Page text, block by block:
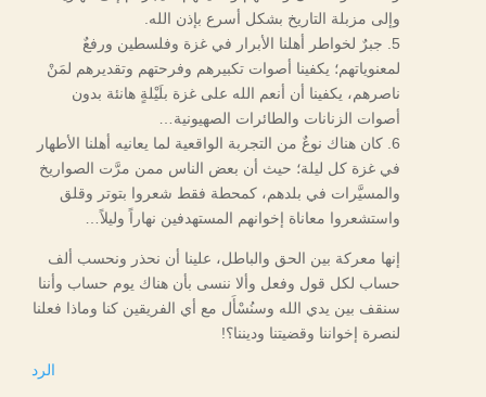
وإلى مزبلة التاريخ بشكل أسرع بإذن الله.
5. جبرٌ لخواطر أهلنا الأبرار في غزة وفلسطين ورفعٌ
لمعنوياتهم؛ يكفينا أصوات تكبيرهم وفرحتهم وتقديرهم لمَنْ
ناصرهم، يكفينا أن أنعم الله على غزة بلَيْلةٍ هانئة بدون
أصوات الزنانات والطائرات الصهيونية…
6. كان هناك نوعٌ من التجربة الواقعية لما يعانيه أهلنا الأطهار
في غزة كل ليلة؛ حيث أن بعض الناس ممن مرَّت الصواريخ
والمسيَّرات في بلدهم، كمحطة فقط شعروا بتوتر وقلق
واستشعروا معاناة إخوانهم المستهدفين نهاراً وليلاً…
إنها معركة بين الحق والباطل، علينا أن نحذر ونحسب ألف
حساب لكل قول وفعل وألا ننسى بأن هناك يوم حساب وأننا
سنقف بين يدي الله وسنُسْأَل مع أي الفريقين كنا وماذا فعلنا
لنصرة إخواننا وقضيتنا وديننا؟!
الرد